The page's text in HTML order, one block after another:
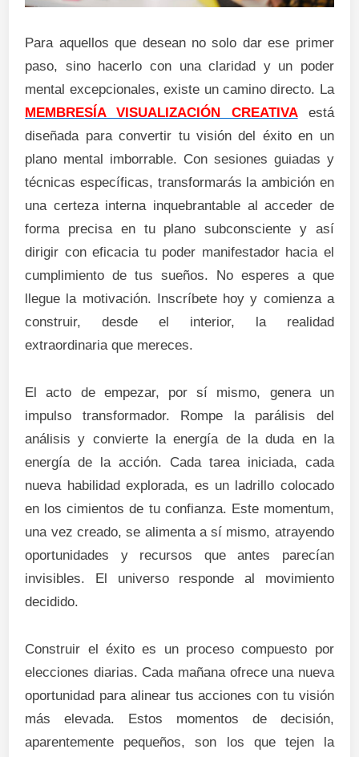
Para aquellos que desean no solo dar ese primer
paso, sino hacerlo con una claridad y un poder
mental excepcionales, existe un camino directo. La
MEMBRESÍA VISUALIZACIÓN CREATIVAestá
diseñada para convertir tu visión del éxito en un
plano mental imborrable. Con sesiones guiadas y
técnicas específicas, transformarás la ambición en
una certeza interna inquebrantable al acceder de
forma precisa en tu plano subconsciente y así
dirigir con eficacia tu poder manifestador hacia el
cumplimiento de tus sueños. No esperes a que
llegue la motivación. Inscríbete hoy y comienza a
construir, desde el interior, la realidad
extraordinaria que mereces.
El acto de empezar, por sí mismo, genera un
impulso transformador. Rompe la parálisis del
análisis y convierte la energía de la duda en la
energía de la acción. Cada tarea iniciada, cada
nueva habilidad explorada, es un ladrillo colocado
en los cimientos de tu confianza. Este momentum,
una vez creado, se alimenta a sí mismo, atrayendo
oportunidades y recursos que antes parecían
invisibles. El universo responde al movimiento
decidido.
Construir el éxito es un proceso compuesto por
elecciones diarias. Cada mañana ofrece una nueva
oportunidad para alinear tus acciones con tu visión
más elevada. Estos momentos de decisión,
aparentemente pequeños, son los que tejen la